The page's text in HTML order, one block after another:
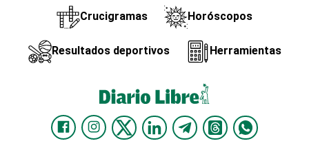
Crucigramas Horóscopos
Resultados deportivos Herramientas